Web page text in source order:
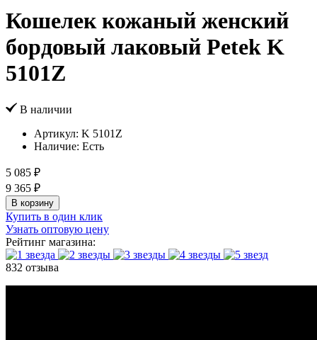
Кошелек кожаный женский
бордовый лаковый Petek K
5101Z
В наличии
Артикул: K 5101Z
Наличие: Есть
5 085 ₽
9 365 ₽
В корзину
Купить в один клик
Узнать оптовую цену
Рейтинг магазина:
832 отзыва